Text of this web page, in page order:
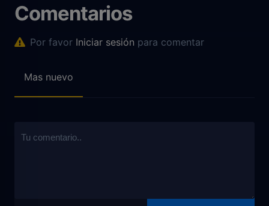
Comentarios
Por favor Iniciar sesión para comentar
Mas nuevo